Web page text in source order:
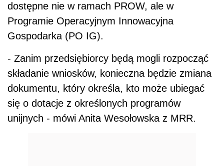
dostępne nie w ramach PROW, ale w
Programie Operacyjnym Innowacyjna
Gospodarka (PO IG).
- Zanim przedsiębiorcy będą mogli rozpocząć
składanie wniosków, konieczna będzie zmiana
dokumentu, który określa, kto może ubiegać
się o dotacje z określonych programów
unijnych - mówi Anita Wesołowska z MRR.